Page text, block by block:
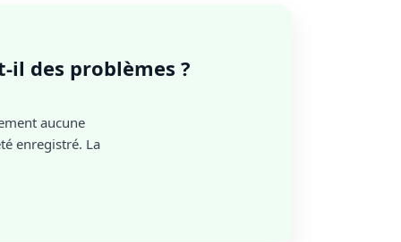
des problèmes ?
aucune
enregistré. La